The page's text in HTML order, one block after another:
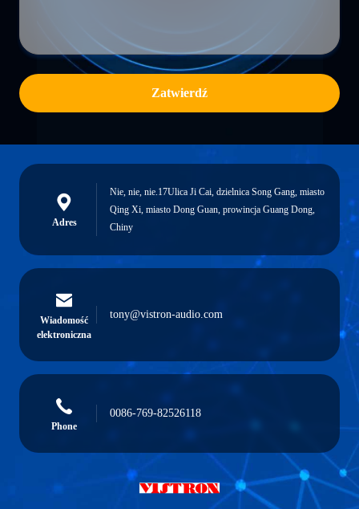
Zatwierdź
Adres
Nie, nie, nie.17Ulica Ji Cai, dzielnica Song Gang, miasto
Qing Xi, miasto Dong Guan, prowincja Guang Dong,
Chiny
Wiadomość
elektroniczna
tony@vistron-audio.com
Phone
0086-769-82526118